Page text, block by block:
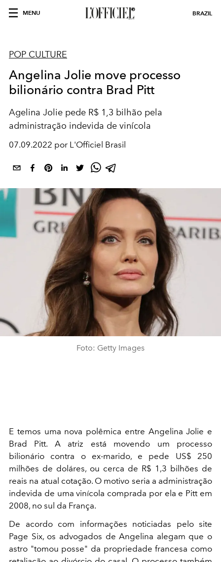
MENU BRAZIL
POP CULTURE
Angelina Jolie move processo
bilionário contra Brad Pitt
Agelina Jolie pede R$ 1,3 bilhão pela
administração indevida de vinícola
07.09.2022 por L'Officiel Brasil
Foto: Getty Images
E temos uma nova polêmica entre Angelina Jolie e
Brad Pitt. A atriz está movendo um processo
bilionário contra o ex-marido, e pede US$ 250
milhões de doláres, ou cerca de R$ 1,3 bilhões de
reais na atual cotação. O motivo seria a administração
indevida de uma vinícola comprada por ela e Pitt em
2008, no sul da França.
De acordo com informações noticiadas pelo site
Page Six, os advogados de Angelina alegam que o
astro "tomou posse" da propriedade francesa como